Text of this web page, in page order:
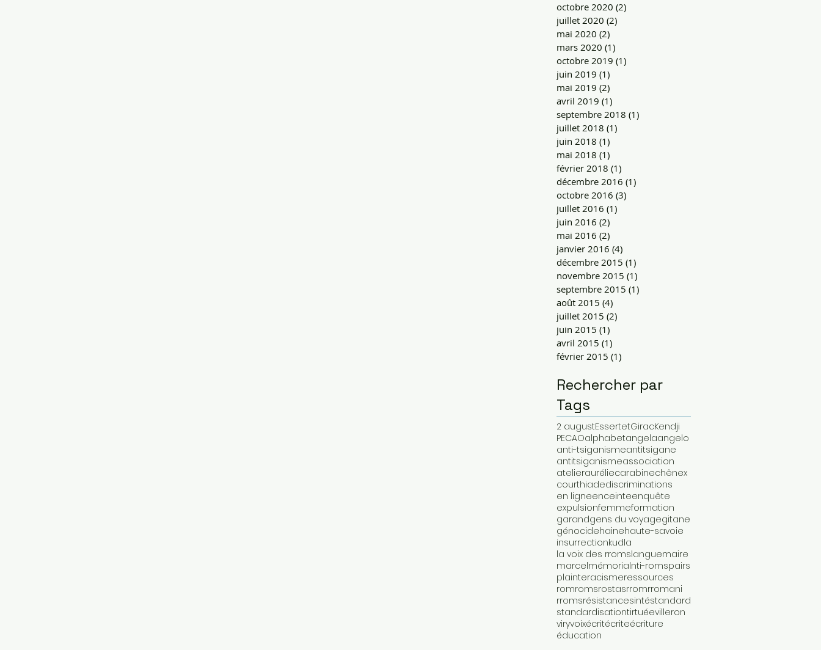
octobre 2020 (2)
juillet 2020 (2)
mai 2020 (2)
mars 2020 (1)
octobre 2019 (1)
juin 2019 (1)
mai 2019 (2)
avril 2019 (1)
septembre 2018 (1)
juillet 2018 (1)
juin 2018 (1)
mai 2018 (1)
février 2018 (1)
décembre 2016 (1)
octobre 2016 (3)
juillet 2016 (1)
juin 2016 (2)
mai 2016 (2)
janvier 2016 (4)
décembre 2015 (1)
novembre 2015 (1)
septembre 2015 (1)
août 2015 (4)
juillet 2015 (2)
juin 2015 (1)
avril 2015 (1)
février 2015 (1)
Rechercher par
Tags
2 augustEssertetGiracKendji
PECAOalphabetangelaangelo
anti-tsiganismeantitsigane
antitsiganismeassociation
atelierauréliecarabinechênex
courthiadediscriminations
en ligneenceinteenquête
expulsionfemmeformation
garandgens du voyagegitane
génocidehainehaute-savoie
insurrectionkudla
la voix des rromslanguemaire
marcelmémorialnti-romspairs
plainteracismeressources
romromsrostasrromrromani
rromsrésistancesintéstandard
standardisationtirtuéevilleron
viryvoixécritécriteécriture
éducation